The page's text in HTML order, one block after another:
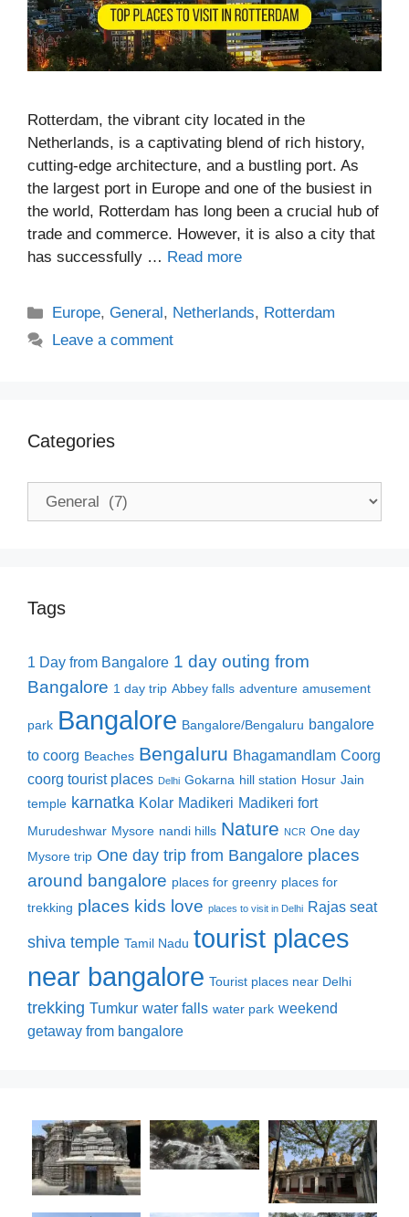
Rotterdam, the vibrant city located in the
Netherlands, is a captivating blend of rich history,
cutting-edge architecture, and a bustling port. As
the largest port in Europe and one of the busiest in
the world, Rotterdam has long been a crucial hub of
trade and commerce. However, it is also a city that
has successfully … Read more
Categories
Europe,General , Netherlands, Rotterdam
Leave a comment
Categories
Categories
Tags
1 Day from Bangalore 1 day outing from
Bangalore 1 day trip Abbey falls adventure amusement
park Bangalore Bangalore/Bengaluru bangalore
to coorg Beaches Bengaluru Bhagamandlam Coorg
coorg tourist places Delhi Gokarna hill station Hosur Jain
temple karnatka Kolar Madikeri Madikeri fort
Murudeshwar Mysore nandi hills Nature NCR One day
Mysore trip One day trip from Bangalore places
around bangalore places for greenry places for
trekking places kids love places to visit in Delhi Rajas seat
shiva temple Tamil Nadu tourist places
near bangalore Tourist places near Delhi
trekking Tumkur water falls water park weekend
getaway from bangalore